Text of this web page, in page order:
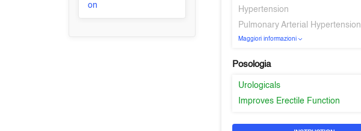
on
Hypertension
Pulmonary Arterial Hypertension
Maggiori informazioni
Posologia
Urologicals
Improves Erectile Function